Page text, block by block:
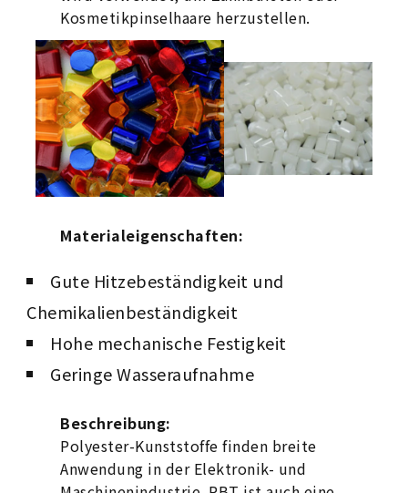
Kosmetikpinselhaare herzustellen.
Materialeigenschaften:
Gute Hitzebeständigkeit und
Chemikalienbeständigkeit
Hohe mechanische Festigkeit
Geringe Wasseraufnahme
Beschreibung:
Polyester-Kunststoffe finden breite
Anwendung in der Elektronik- und